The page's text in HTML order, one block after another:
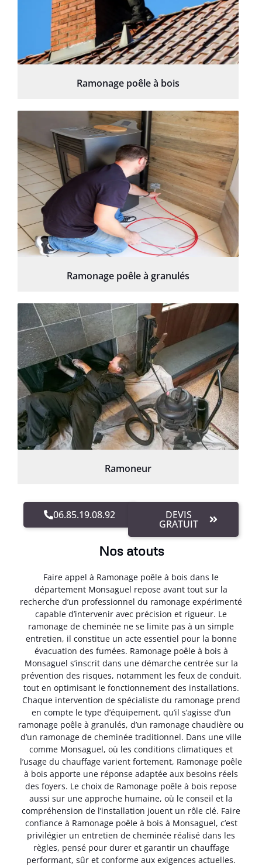
Ramonage poêle à bois
Ramonage poêle à granulés
Ramoneur
06.85.19.08.92 DEVIS
GRATUIT
Nos atouts
Faire appel à Ramonage poêle à bois dans le
département Monsaguel repose avant tout sur la
recherche d’un professionnel du ramonage expérimenté
capable d’intervenir avec précision et rigueur. Le
ramonage de cheminée ne se limite pas à un simple
entretien, il constitue un acte essentiel pour la bonne
évacuation des fumées. Ramonage poêle à bois à
Monsaguel s’inscrit dans une démarche centrée sur la
prévention des risques, notamment les feux de conduit,
tout en optimisant le fonctionnement des installations.
Chaque intervention de spécialiste du ramonage prend
en compte le type d’équipement, qu’il s’agisse d’un
ramonage poêle à granulés, d’un ramonage chaudière ou
d’un ramonage de cheminée traditionnel. Dans une ville
comme Monsaguel, où les conditions climatiques et
l’usage du chauffage varient fortement, Ramonage poêle
à bois apporte une réponse adaptée aux besoins réels
des foyers. Le choix de Ramonage poêle à bois repose
aussi sur une approche humaine, où le conseil et la
compréhension de l’installation jouent un rôle clé. Faire
confiance à Ramonage poêle à bois à Monsaguel, c’est
privilégier un entretien de cheminée réalisé dans les
règles, pensé pour durer et garantir un chauffage
performant, sûr et conforme aux exigences actuelles.